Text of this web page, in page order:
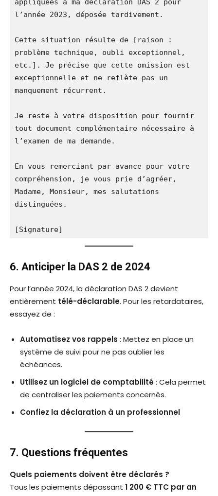
l’année 2023, déposée tardivement.
Cette situation résulte de [raison :
problème technique, oubli exceptionnel,
etc.]. Je précise que cette omission est
exceptionnelle et ne reflète pas un
manquement récurrent.
Je reste à votre disposition pour fournir
tout document complémentaire nécessaire à
l’examen de ma demande.
En vous remerciant par avance pour votre
compréhension, je vous prie d’agréer,
Madame, Monsieur, mes salutations
distinguées.
[Signature]
6. Anticiper la DAS 2 de 2024
Pour l’année 2024, la déclaration DAS 2 devient
entièrement télé-déclarable. Pour les retardataires,
essayez de :
Automatisez vos rappels : Mettez en place un
système de suivi pour ne pas oublier les
échéances.
Utilisez un logiciel de comptabilité: Cela permet
de centraliser les paiements concernés.
Confiez la déclaration à un professionnel
7. Questions fréquentes
Quels paiements doivent être déclarés ?
Tous les paiements dépassant 1 200 € TTC par an